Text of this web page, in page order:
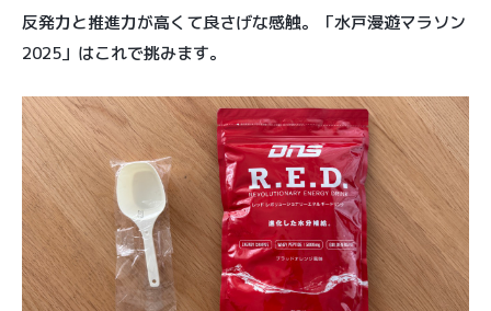
反発力と推進力が高くて良さげな感触。「水戸漫遊マラソン
2025」はこれで挑みます。